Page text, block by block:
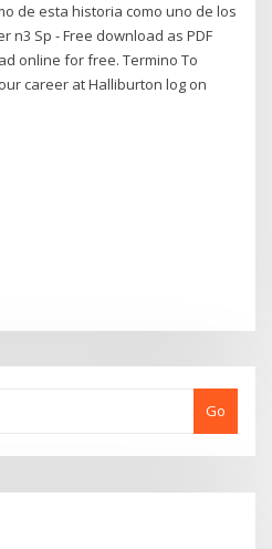
de esta historia como uno de los
Sp - Free download as PDF
online for free. Termino To
career at Halliburton log on
Go